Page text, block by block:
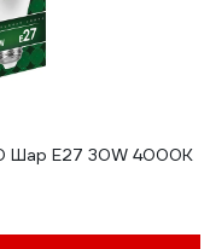
Шар E27 30W 4000K